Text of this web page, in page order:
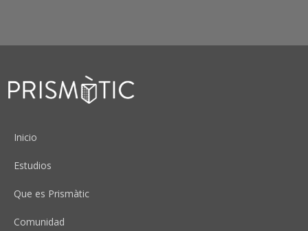
Peu
Inicio
Estudios
Que es Prismàtic
Comunidad